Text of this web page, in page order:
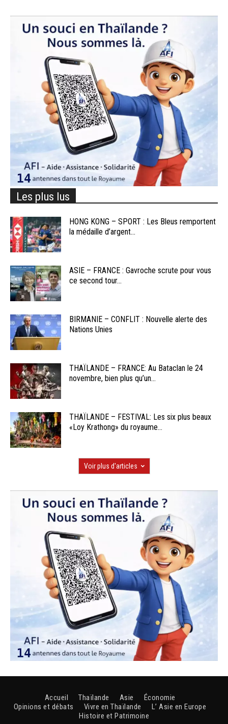
Les plus lus
HONG KONG – SPORT : Les Bleus remportent
la médaille d’argent...
ASIE – FRANCE : Gavroche scrute pour vous
ce second tour...
BIRMANIE – CONFLIT : Nouvelle alerte des
Nations Unies
THAÏLANDE – FRANCE: Au Bataclan le 24
novembre, bien plus qu’un...
THAÏLANDE – FESTIVAL: Les six plus beaux
«Loy Krathong» du royaume...
Voir plus d'articles
Accueil Thaïlande Asie
Économie
Opinions et débats
Vivre en Thaïlande
L’ Asie en Europe
Histoire et Patrimoine